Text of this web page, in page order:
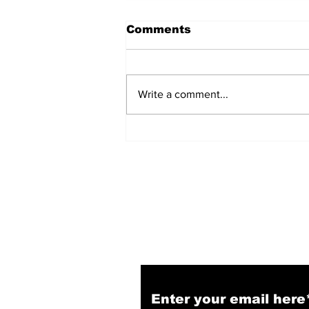
Comments
Write a comment...